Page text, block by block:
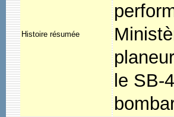
Histoire résumée
le SB-